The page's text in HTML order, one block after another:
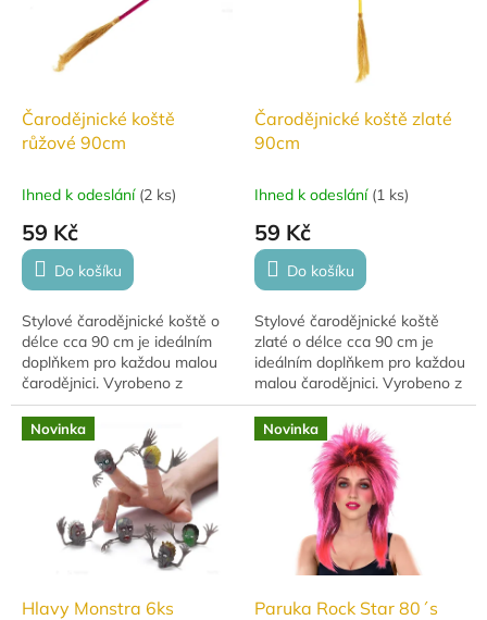
Čarodějnické koště
růžové 90cm
Ihned k odeslání (2 ks)
59 Kč
Do košíku
Stylové čarodějnické koště o
délce cca 90 cm je ideálním
doplňkem pro každou malou
čarodějnici. Vyrobeno z
plastové tyčky a zdobené
metalickou síťovinou s
přírodním...
Čarodějnické koště zlaté
90cm
Ihned k odeslání (1 ks)
59 Kč
Do košíku
Stylové čarodějnické koště
zlaté o délce cca 90 cm je
ideálním doplňkem pro každou
malou čarodějnici. Vyrobeno z
plastové tyčky a zdobené
metalickou zlatou síťovinou s
přírodním...
Novinka
Hlavy Monstra 6ks
Novinka
Paruka Rock Star 80´s